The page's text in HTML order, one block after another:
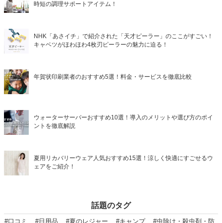
時短の調理サポートアイテム！
NHK「あさイチ」で紹介された「天才ピーラー」のここがすごい！
キャベツがほわほわ4枚刃ピーラーの魅力に迫る！
年賀状印刷業者のおすすめ5選！料金・サービスを徹底比較
ウォーターサーバーおすすめ10選！導入のメリットや選び方のポイ
ントを徹底解説
夏用リカバリーウェア人気おすすめ15選！涼しく快適にすごせるウ
ェアをご紹介！
話題のタグ
#口コミ #日用品 #夏のレジャー #キャンプ
#虫除け・殺虫剤・防